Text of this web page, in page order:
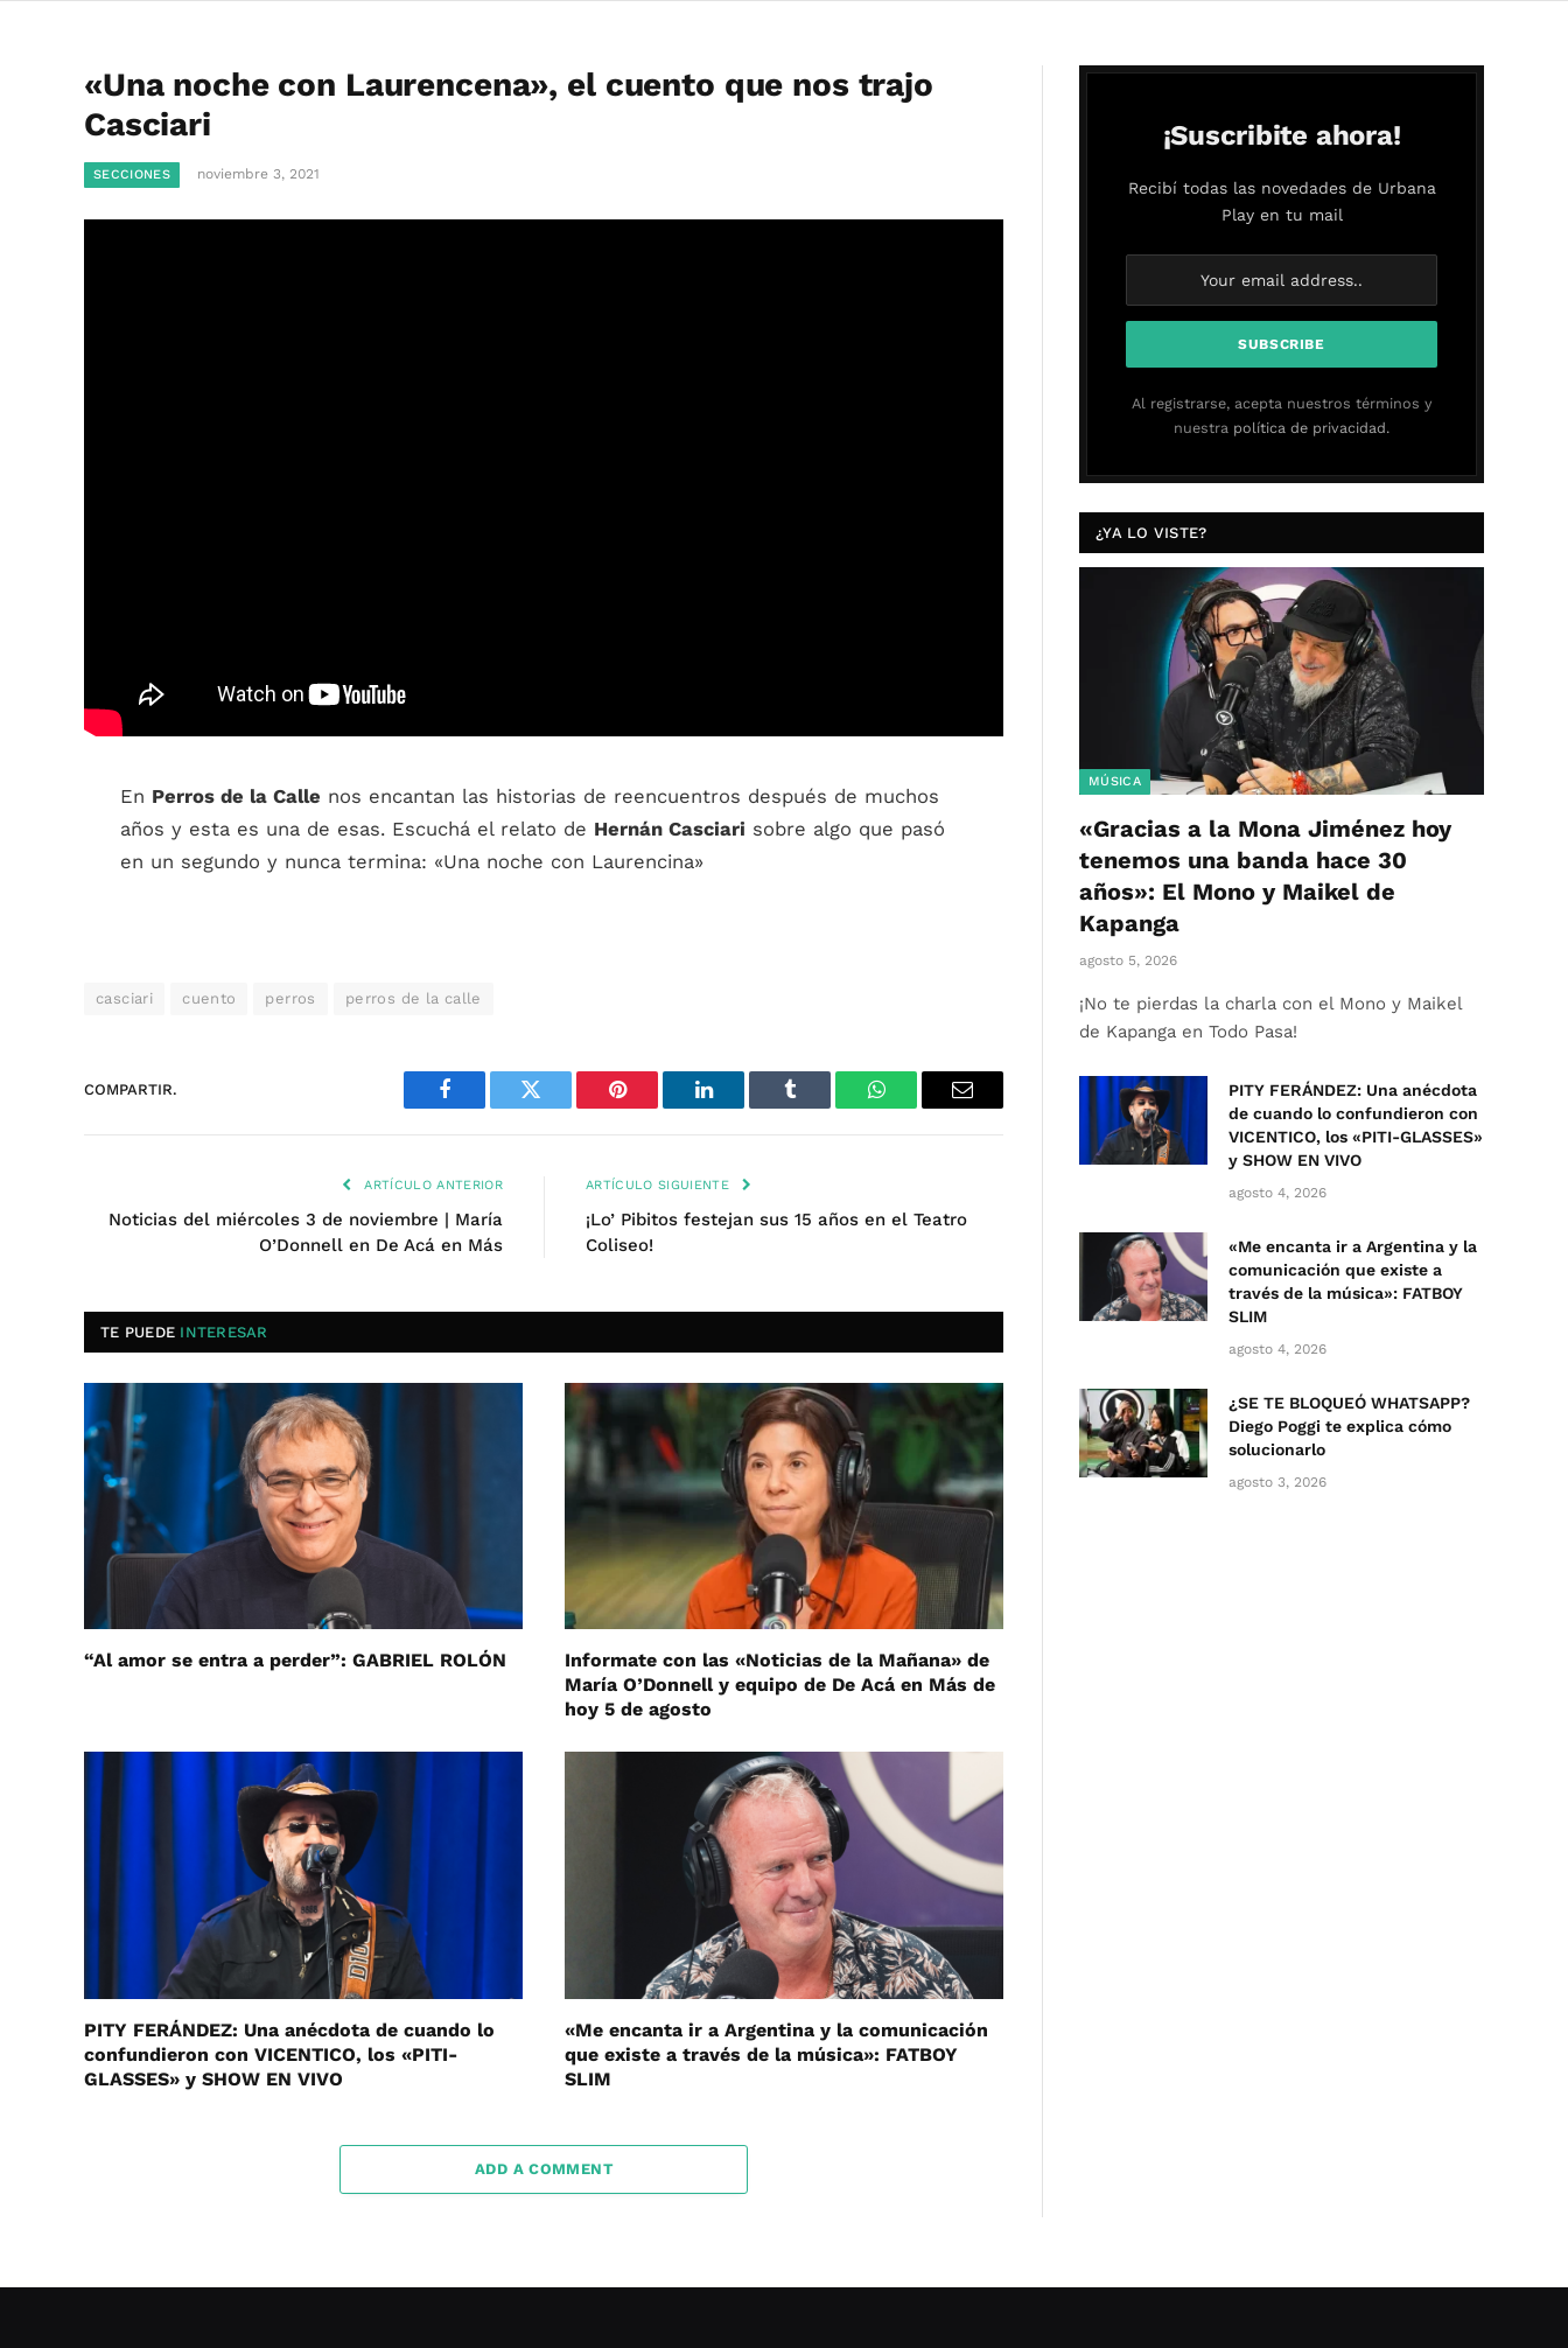
«Una noche con Laurencena», el cuento que nos trajo
Casciari
SECCIONES noviembre 3, 2021
En Perros de la Calle nos encantan las historias de reencuentros después de muchos
años y esta es una de esas. Escuchá el relato de Hernán Casciari sobre algo que pasó
en un segundo y nunca termina: «Una noche con Laurencina»
casciari cuento perros perros de la calle
COMPARTIR.
Facebook Twitter Pinterest LinkedIn Tumblr WhatsAppEmail
ARTÍCULO ANTERIOR
Noticias del miércoles 3 de noviembre | María
O’Donnell en De Acá en Más
ARTÍCULO SIGUIENTE
¡Lo’ Pibitos festejan sus 15 años en el Teatro
Coliseo!
TE PUEDE INTERESAR
“Al amor se entra a perder”: GABRIEL ROLÓN
Informate con las «Noticias de la Mañana» de
María O’Donnell y equipo de De Acá en Más de
hoy 5 de agosto
PITY FERÁNDEZ: Una anécdota de cuando lo
confundieron con VICENTICO, los «PITI-
GLASSES» y SHOW EN VIVO
«Me encanta ir a Argentina y la comunicación
que existe a través de la música»: FATBOY
SLIM
ADD A COMMENT
¡Suscribite ahora!
Recibí todas las novedades de Urbana
Play en tu mail
Al registrarse, acepta nuestros términos y
nuestra política de privacidad.
¿YA LO VISTE?
MÚSICA
«Gracias a la Mona Jiménez hoy
tenemos una banda hace 30
años»: El Mono y Maikel de
Kapanga
agosto 5, 2026
¡No te pierdas la charla con el Mono y Maikel
de Kapanga en Todo Pasa!
PITY FERÁNDEZ: Una anécdota
de cuando lo confundieron con
VICENTICO, los «PITI-GLASSES»
y SHOW EN VIVO
agosto 4, 2026
«Me encanta ir a Argentina y la
comunicación que existe a
través de la música»: FATBOY
SLIM
agosto 4, 2026
¿SE TE BLOQUEÓ WHATSAPP?
Diego Poggi te explica cómo
solucionarlo
agosto 3, 2026